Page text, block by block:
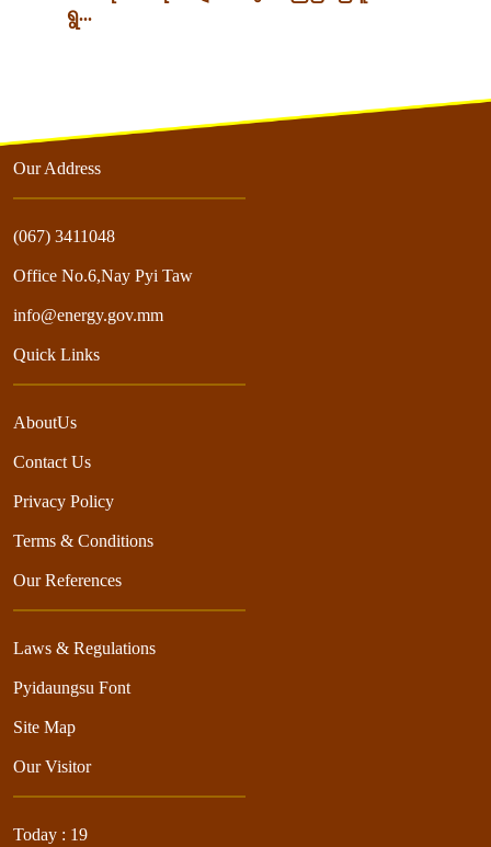
ရွ...
Our Address
(067) 3411048
Office No.6,Nay Pyi Taw
info@energy.gov.mm
Quick Links
AboutUs
Contact Us
Privacy Policy
Terms & Conditions
Our References
Laws & Regulations
Pyidaungsu Font
Site Map
Our Visitor
Today : 19